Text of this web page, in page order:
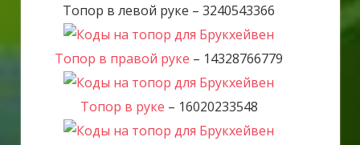
Топор в левой руке – 3240543366
Топор в правой руке – 14328766779
Топор в руке – 16020233548